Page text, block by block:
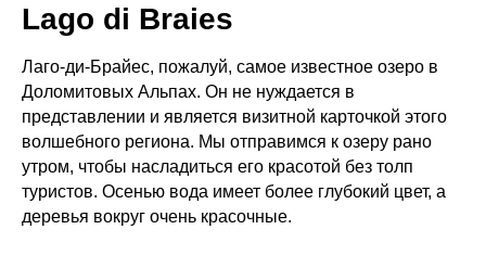
Lago di Braies
Лаго-ди-Брайес, пожалуй, самое известное озеро в
Доломитовых Альпах. Он не нуждается в
представлении и является визитной карточкой этого
волшебного региона. Мы отправимся к озеру рано
утром, чтобы насладиться его красотой без толп
туристов. Осенью вода имеет более глубокий цвет, а
деревья вокруг очень красочные.